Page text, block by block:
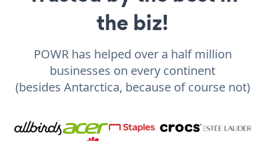
the biz!
POWR has helped over a half million
businesses on every continent
(besides Antarctica, because of course not)